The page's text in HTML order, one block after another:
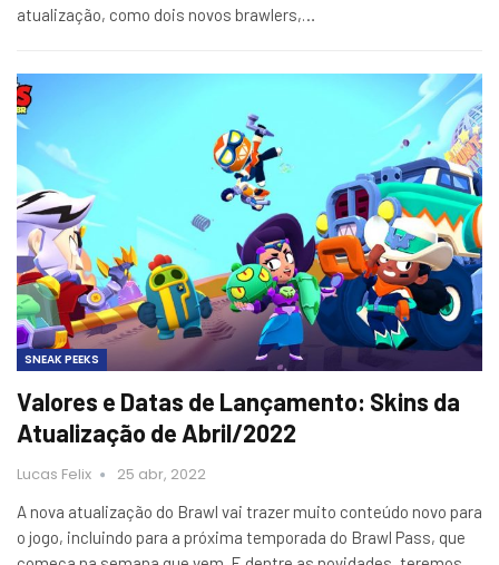
atualização, como dois novos brawlers,…
SNEAK PEEKS
Valores e Datas de Lançamento: Skins da
Atualização de Abril/2022
Lucas Felix 25 abr, 2022
A nova atualização do Brawl vai trazer muito conteúdo novo para
o jogo, incluindo para a próxima temporada do Brawl Pass, que